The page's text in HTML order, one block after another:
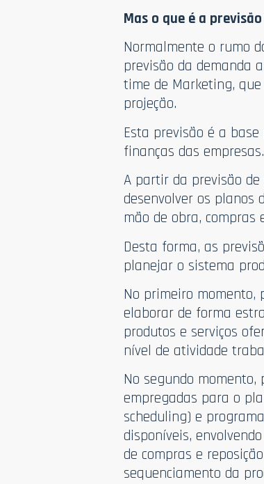
Mas o que é a
Normalmente o rumo
previsão da demanda
time de Marketing,
projeção.
Esta previsão é a
finanças das empresas.
A partir da previsão
desenvolver os planos
mão de obra, compras
Desta forma, as
planejar o sistema
No primeiro momento,
elaborar de forma
produtos e serviços
nível de atividade
No segundo
empregadas para o
scheduling) e
disponíveis,
de compras e
sequenciamento da